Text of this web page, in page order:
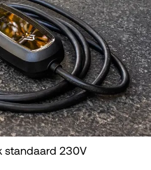
standaard 230V